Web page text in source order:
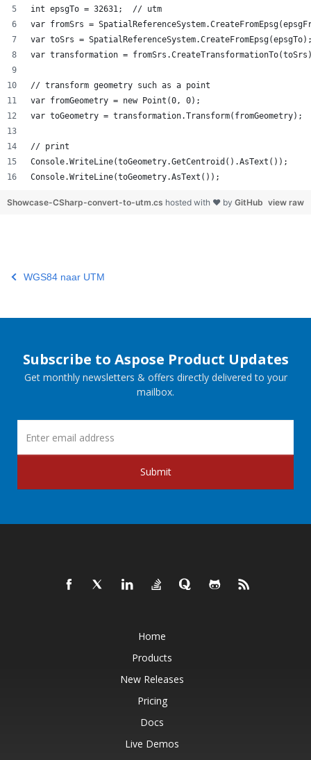
int epsgTo = 32631;  // utm
var fromSrs =
var toSrs =
var transformation =
// transform geometry such as a point
var fromGeometry = new Point(0, 0);
var toGeometry = transformation.Transform(fromGeometry);
// print
Console.WriteLine(toGeometry.GetCentroid().AsText());
Console.WriteLine(toGeometry.AsText());
view raw
Showcase-CSharp-convert-to-utm.cs hosted with ❤ by GitHub
WGS84 naar UTM
Subscribe to Aspose Product Updates
Get monthly newsletters & offers directly delivered to your
mailbox.
Submit
Home
Products
New Releases
Pricing
Docs
Live Demos